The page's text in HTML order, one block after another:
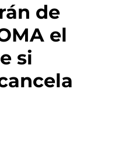
de
el
si